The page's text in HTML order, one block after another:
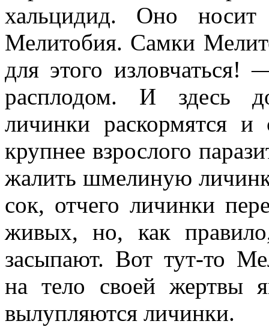
хальцидид. Оно носит
Мелитобия. Самки
для этого изловчаться!
расплодом. И здесь
личинки раскормятся
крупнее взрослого
жалить шмелиную
сок, отчего личинки
живых, но, как
засыпают. Вот тут-то
на тело своей жертвы
вылупляются личинки.